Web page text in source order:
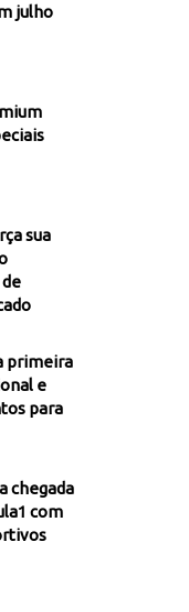
julho
sua
primeira
e
para
chegada
com